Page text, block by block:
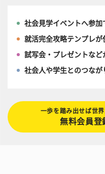
社会見学イベントへ参加
就活完全攻略テンプレが
試写会・プレゼントなど
社会人や学生とのつなが
一歩を踏み出せば世
無料会員登